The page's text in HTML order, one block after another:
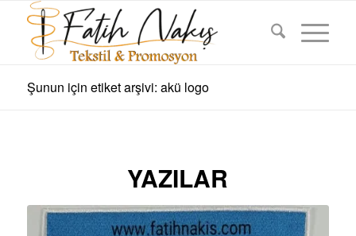
Şunun için etiket arşivi: akü logo
YAZILAR